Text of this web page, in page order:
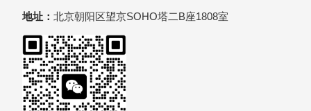
地址： 北京朝阳区望京SOHO塔二B座1808室